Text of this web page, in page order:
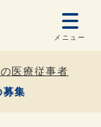
メニュー
医療従事者
集